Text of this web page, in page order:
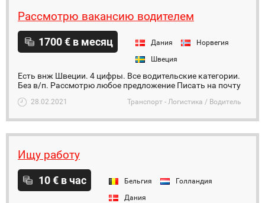
Рассмотрю вакансию водителем
1700 € в месяц Дания
Норвегия
Швеция
Есть внж Швеции. 4 цифры. Все водительские категории.
Без в/п. Рассмотрю любое предложение Писать на почту
28.02.2021 Транспорт - Логистика / Водитель
Ищу работу
10 € в час Бельгия
Голландия
Дания